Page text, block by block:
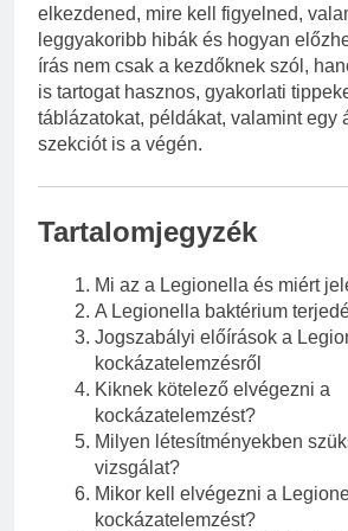
elkezdened, mire kell figyelned,
leggyakoribb hibák és hogyan
írás nem csak a kezdőknek szól,
is tartogat hasznos, gyakorlati
táblázatokat, példákat, valamint egy
szekciót is a végén.
Tartalomjegyzék
Mi az a Legionella és miért
A Legionella baktérium
Jogszabályi előírások a
kockázatelemzésről
Kiknek kötelező elvégezni a
kockázatelemzést?
Milyen létesítményekben
vizsgálat?
Mikor kell elvégezni a
kockázatelemzést?